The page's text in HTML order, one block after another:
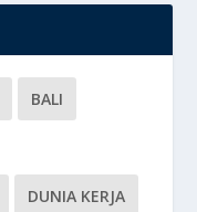
BALI
DUNIA KERJA